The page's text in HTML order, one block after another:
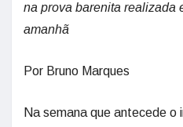
na prova barenita realizada
amanhã
Por Bruno Marques
Na semana que antecede o